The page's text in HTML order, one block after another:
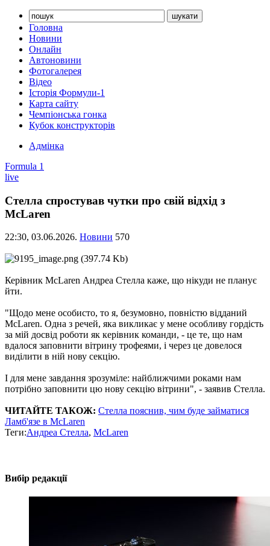
Головна
Новини
Онлайн
Автоновини
Фотогалерея
Відео
Історія Формули-1
Карта сайту
Чемпіонська гонка
Кубок конструкторів
Адмінка
Formula 1
live
Стелла спростував чутки про свій відхід з
McLaren
22:30, 03.06.2026. Новини 570
Керівник McLaren Андреа Стелла каже, що нікуди не планує
йти.
"Щодо мене особисто, то я, безумовно, повністю відданий
McLaren. Одна з речей, яка викликає у мене особливу гордість
за мій досвід роботи як керівник команди, - це те, що нам
вдалося заповнити вітрину трофеями, і через це довелося
виділити в ній нову секцію.
І для мене завдання зрозуміле: найближчими роками нам
потрібно заповнити цю нову секцію вітрини", - заявив Стелла.
ЧИТАЙТЕ ТАКОЖ: Стелла пояснив, чим буде займатися
Ламб'язе в McLaren
Теги:Андреа Стелла, McLaren
Вибір редакції